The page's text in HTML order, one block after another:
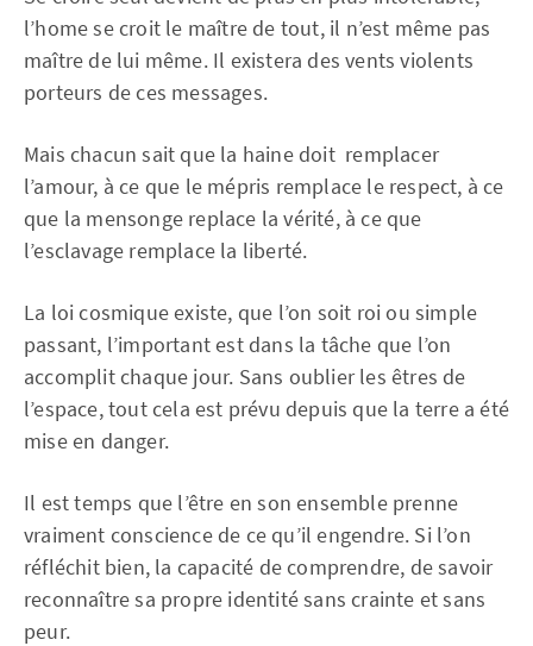
l’home se croit le maître de tout, il n’est même pas
maître de lui même. Il existera des vents violents
porteurs de ces messages.
Mais chacun sait que la haine doit remplacer
l’amour, à ce que le mépris remplace le respect, à ce
que la mensonge replace la vérité, à ce que
l’esclavage remplace la liberté.
La loi cosmique existe, que l’on soit roi ou simple
passant, l’important est dans la tâche que l’on
accomplit chaque jour. Sans oublier les êtres de
l’espace, tout cela est prévu depuis que la terre a été
mise en danger.
Il est temps que l’être en son ensemble prenne
vraiment conscience de ce qu’il engendre. Si l’on
réfléchit bien, la capacité de comprendre, de savoir
reconnaître sa propre identité sans crainte et sans
peur.